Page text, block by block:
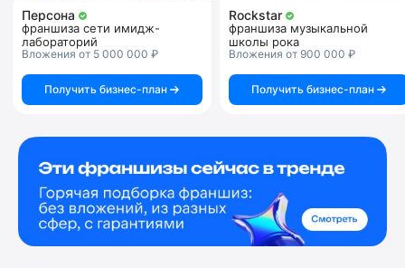
Персона
франшиза сети имидж-
лабораторий
Вложения от 5 000 000 ₽
Получить бизнес-план
Rockstar
франшиза музыкальной
школы рока
Вложения от 900 000 ₽
Получить бизнес-план